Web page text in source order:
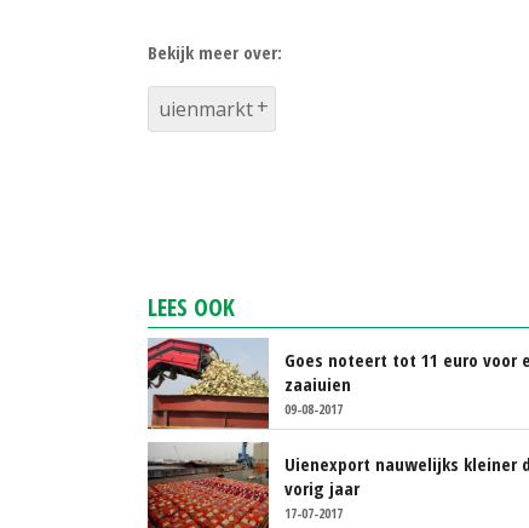
Bekijk meer over:
uienmarkt
LEES OOK
Goes noteert tot 11 euro voor
zaaiuien
09-08-2017
Uienexport nauwelijks kleiner
vorig jaar
17-07-2017